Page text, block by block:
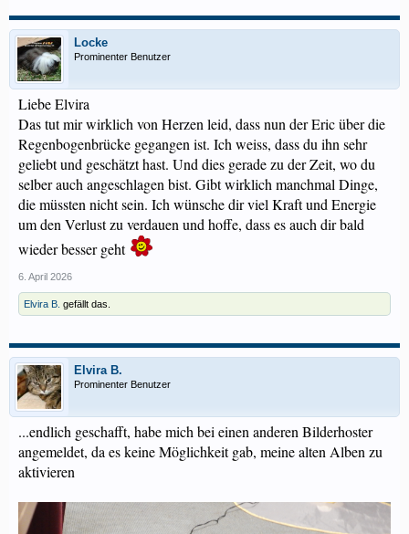
Locke
Prominenter Benutzer
Liebe Elvira
Das tut mir wirklich von Herzen leid, dass nun der Eric über die
Regenbogenbrücke gegangen ist. Ich weiss, dass du ihn sehr
geliebt und geschätzt hast. Und dies gerade zu der Zeit, wo du
selber auch angeschlagen bist. Gibt wirklich manchmal Dinge,
die müssten nicht sein. Ich wünsche dir viel Kraft und Energie
um den Verlust zu verdauen und hoffe, dass es auch dir bald
wieder besser geht
6. April 2026
Elvira B. gefällt das.
Elvira B.
Prominenter Benutzer
...endlich geschafft, habe mich bei einen anderen Bilderhoster
angemeldet, da es keine Möglichkeit gab, meine alten Alben zu
aktivieren